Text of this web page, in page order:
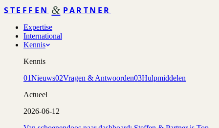
STEFFEN & PARTNER
Expertise
International
Kennis
Kennis
01Nieuws02Vragen & Antwoorden03Hulpmiddelen
Actueel
2026-06-12